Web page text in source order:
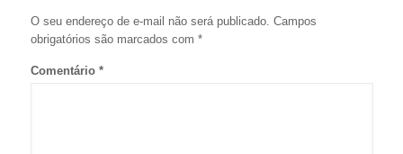
O seu endereço de e-mail não será publicado. Campos
obrigatórios são marcados com *
Comentário *